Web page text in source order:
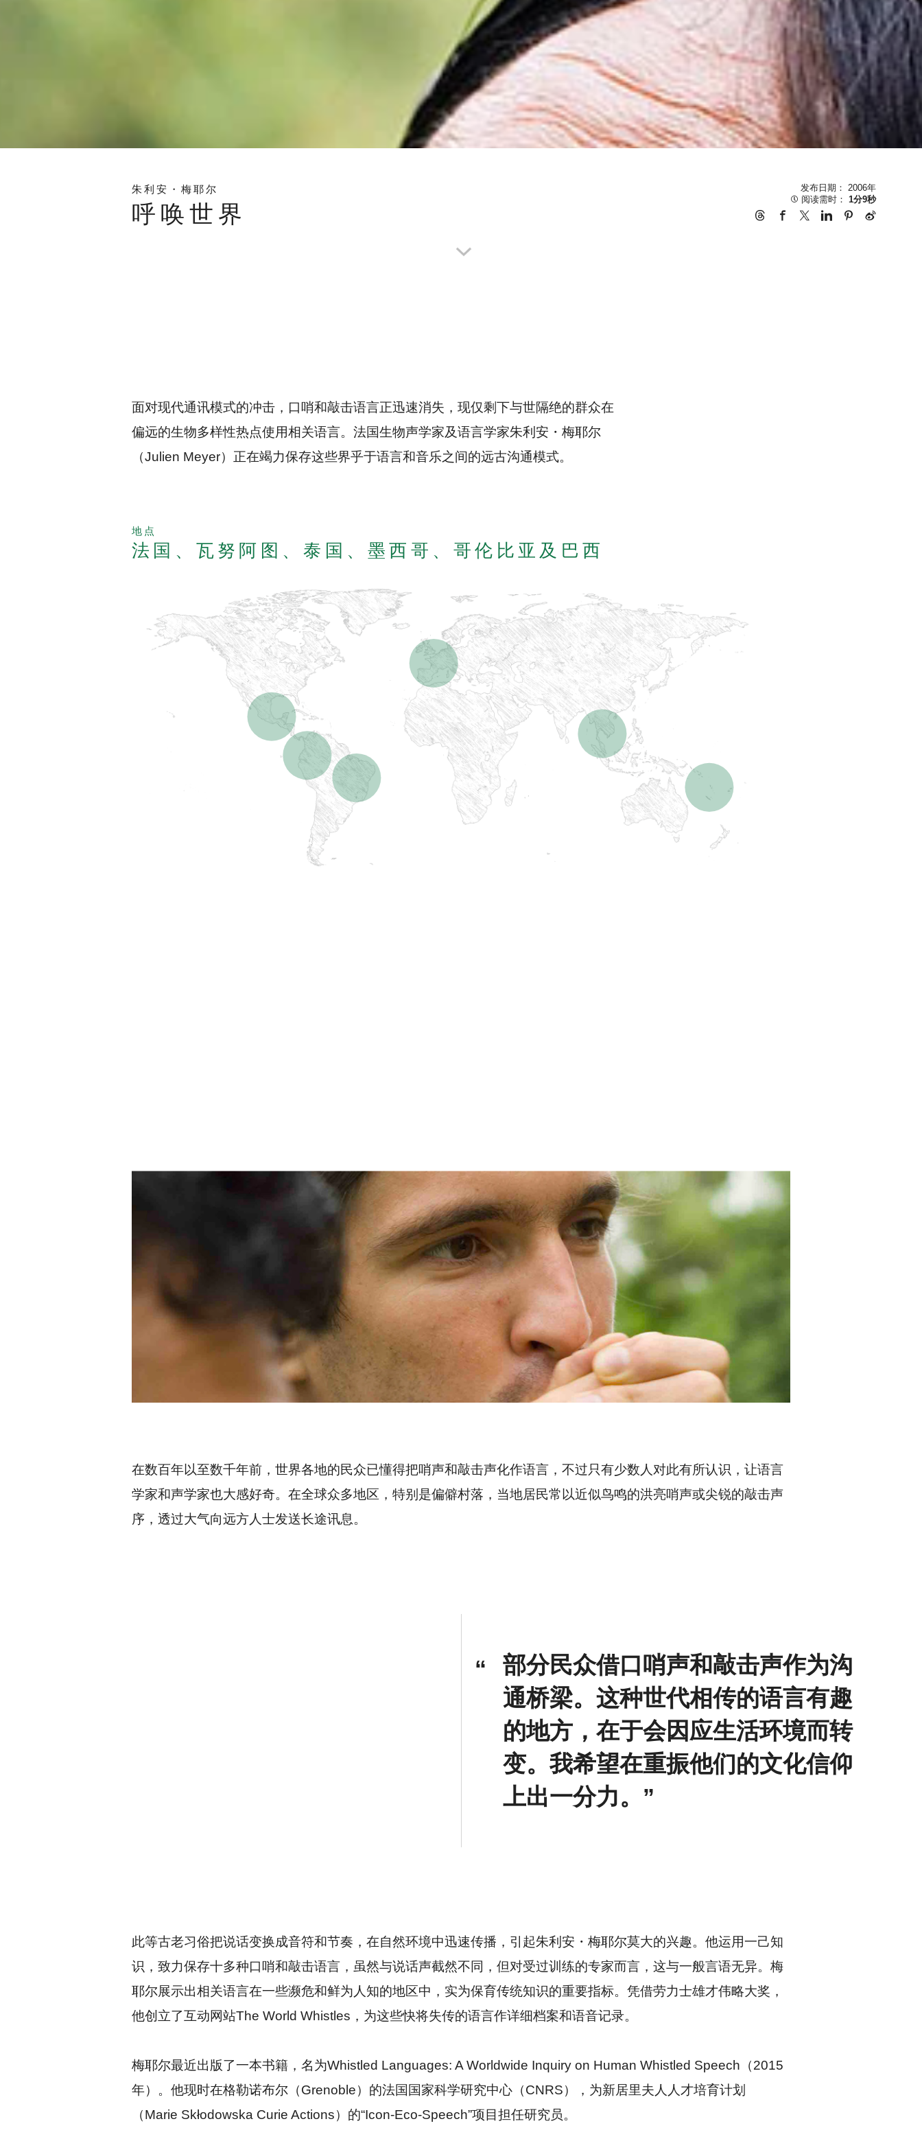
朱利安・梅耶尔
呼唤世界
发布日期： 2006年
阅读需时：
1分9秒
面对现代通讯模式的冲击，口哨和敲击语言正迅速消失，现仅剩下与世隔绝的群众在
偏远的生物多样性热点使用相关语言。法国生物声学家及语言学家朱利安・梅耶尔
（Julien Meyer）正在竭力保存这些界乎于语言和音乐之间的远古沟通模式。
地点
法国、瓦努阿图、泰国、墨西哥、哥伦比亚及巴西
在数百年以至数千年前，世界各地的民众已懂得把哨声和敲击声化作语言，不过只有少数人对此有所认识，让语言
学家和声学家也大感好奇。在全球众多地区，特别是偏僻村落，当地居民常以近似鸟鸣的洪亮哨声或尖锐的敲击声
序，透过大气向远方人士发送长途讯息。
部分民众借口哨声和敲击声作为沟
通桥梁。这种世代相传的语言有趣
的地方，在于会因应生活环境而转
变。我希望在重振他们的文化信仰
上出一分力。
此等古老习俗把说话变换成音符和节奏，在自然环境中迅速传播，引起朱利安・梅耶尔莫大的兴趣。他运用一己知
识，致力保存十多种口哨和敲击语言，虽然与说话声截然不同，但对受过训练的专家而言，这与一般言语无异。梅
耶尔展示出相关语言在一些濒危和鲜为人知的地区中，实为保育传统知识的重要指标。凭借劳力士雄才伟略大奖，
他创立了互动网站The World Whistles，为这些快将失传的语言作详细档案和语音记录。
梅耶尔最近出版了一本书籍，名为Whistled Languages: A Worldwide Inquiry on Human Whistled Speech （2015
年）。他现时在格勒诺布尔（Grenoble）的法国国家科学研究中心（CNRS），为新居里夫人人才培育计划
（Marie Skłodowska Curie Actions）的“Icon-Eco-Speech”项目担任研究员。